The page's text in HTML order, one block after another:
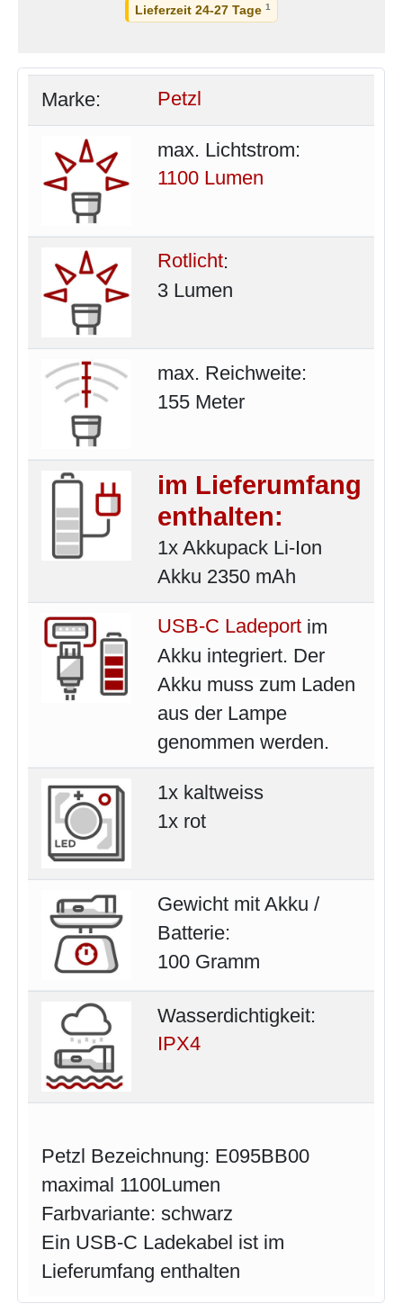
Lieferzeit 24-27 Tage 1
Marke: Petzl
max. Lichtstrom:
1100 Lumen
Rotlicht:
3 Lumen
max. Reichweite:
155 Meter
im Lieferumfang
enthalten:
1x Akkupack Li-Ion
Akku 2350 mAh
USB-C Ladeportim
Akku integriert. Der
Akku muss zum Laden
aus der Lampe
genommen werden.
1x kaltweiss
1x rot
Gewicht mit Akku /
Batterie:
100 Gramm
Wasserdichtigkeit:
IPX4
Petzl Bezeichnung: E095BB00
maximal 1100Lumen
Farbvariante: schwarz
Ein USB-C Ladekabel ist im
Lieferumfang enthalten